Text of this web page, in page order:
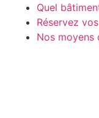
Quel
Réservez
Nos moyens